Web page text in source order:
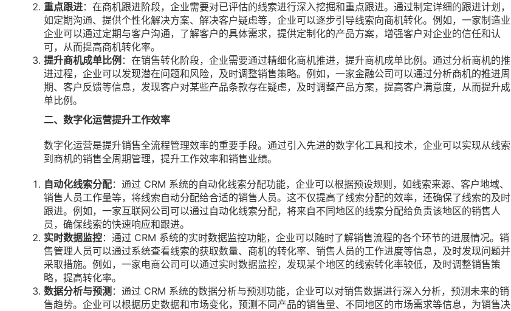
重点跟进：在商机跟进阶段，企业需要对已评估的线索进行深入挖掘和重点跟进。通过制定详细的跟进计划，
如定期沟通、提供个性化解决方案、解决客户疑虑等，企业可以逐步引导线索向商机转化。例如，一家制造业
企业可以通过定期与客户沟通，了解客户的具体需求，提供定制化的产品方案，增强客户对企业的信任和认
可，从而提高商机转化率。
提升商机成单比例 ：在销售转化阶段，企业需要通过精细化商机推进，提升商机成单比例。通过分析商机的推
进过程，企业可以发现潜在问题和风险，及时调整销售策略。例如，一家金融公司可以通过分析商机的推进周
期、客户反馈等信息，发现客户对某些产品条款存在疑虑，及时调整产品方案，提高客户满意度，从而提升成
单比例。
二、数字化运营提升工作效率
数字化运营是提升销售全流程管理效率的重要手段。通过引入先进的数字化工具和技术，企业可以实现从线索
到商机的销售全周期管理，提升工作效率和销售业绩。
自动化线索分配：通过 CRM 系统的自动化线索分配功能，企业可以根据预设规则，如线索来源、客户地域、
销售人员工作量等，将线索自动分配给合适的销售人员。这不仅提高了线索分配的效率，还确保了线索的及时
跟进。例如，一家互联网公司可以通过自动化线索分配，将来自不同地区的线索分配给负责该地区的销售人
员，确保线索的快速响应和跟进。
实时数据监控：通过 CRM 系统的实时数据监控功能，企业可以随时了解销售流程的各个环节的进展情况。销
售管理人员可以通过系统查看线索的获取数量、商机的转化率、销售人员的工作进度等信息，及时发现问题并
采取措施。例如，一家电商公司可以通过实时数据监控，发现某个地区的线索转化率较低，及时调整销售策
略，提高转化率。
数据分析与预测 ：通过 CRM 系统的数据分析与预测功能，企业可以对销售数据进行深入分析，预测未来的销
售趋势。企业可以根据历史数据和市场变化，预测不同产品的销售量、不同地区的市场需求等信息，为销售决